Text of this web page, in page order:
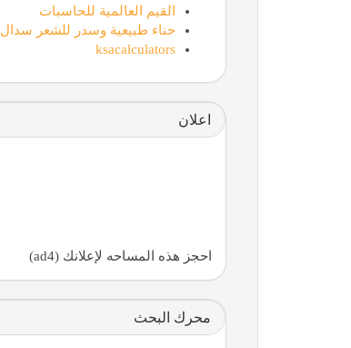
القيم العالمية للحاسبات
حناء طبيعية وسدر للشعر سدال
ksacalculators
اعلان
احجز هذه المساحه لإعلانك (ad4)
محرك البحث